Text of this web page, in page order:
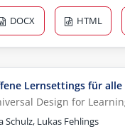
DOCX
HTML
Lernsettings für alle
Design for
Schulz, Lukas Fehlings